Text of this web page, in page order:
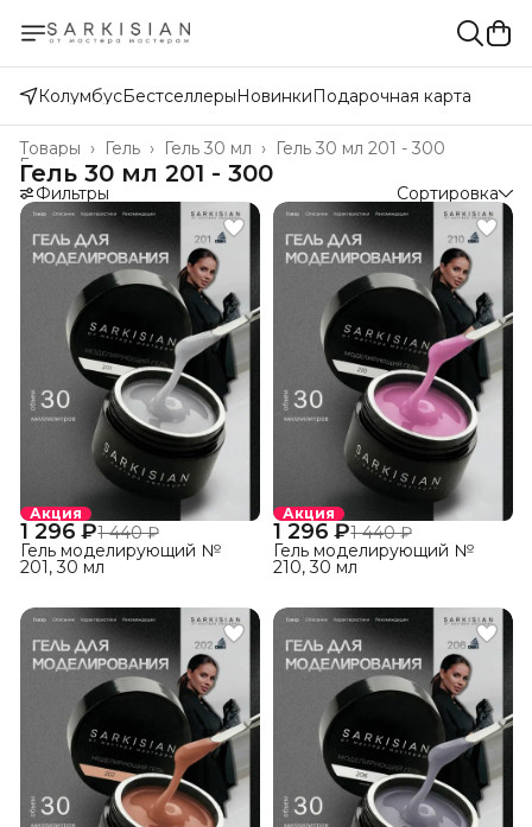
КолумбусБестселлерыНовинкиПодарочная карта
Гель 30 мл 201 - 300
Гель 30 мл ›
Гель ›
Товары ›
Главная ›
Гель 30 мл 201 - 300
Фильтры Сортировка
Акция
1 296 ₽1 440 ₽
Гель моделирующий №
201, 30 мл
Акция
1 296 ₽1 440 ₽
Гель моделирующий №
210, 30 мл